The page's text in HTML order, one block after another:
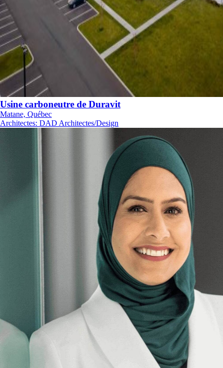
Usine carboneutre de Duravit
Matane, Québec
Architectes: DAD Architectes/Design